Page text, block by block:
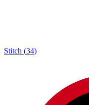
Stitch (34)